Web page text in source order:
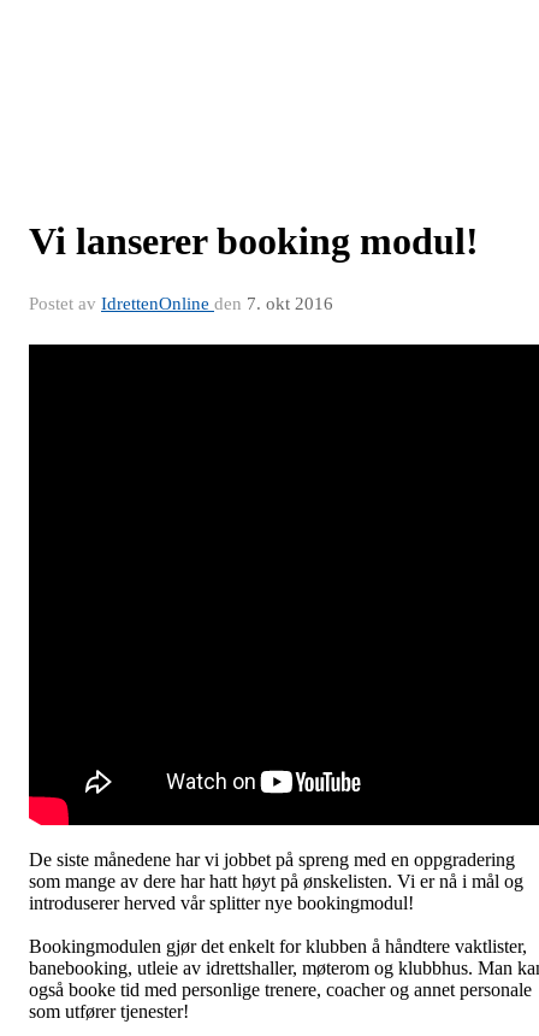
Vi lanserer booking modul!
Postet av IdrettenOnline den 7. okt 2016
De siste månedene har vi jobbet på spreng med en oppgradering
som mange av dere har hatt høyt på ønskelisten. Vi er nå i mål og
introduserer herved vår splitter nye bookingmodul!
Bookingmodulen gjør det enkelt for klubben å håndtere vaktlister,
banebooking, utleie av idrettshaller, møterom og klubbhus. Man
også booke tid med personlige trenere, coacher og annet personale
som utfører tjenester!